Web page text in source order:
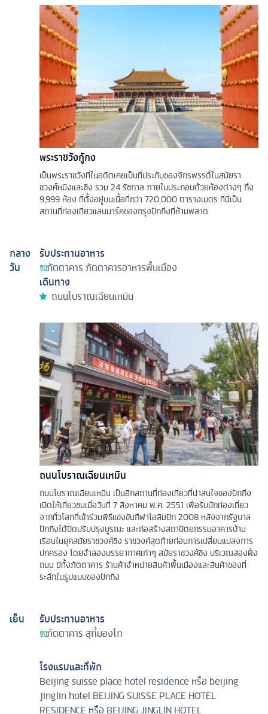
พระราชวังกู้กง
เป็นพระราชวังที่ในอดีตเคยเป็นที่ประทับของจักรพรรดิ์ในสมัยรา
ชวงศ์หมิงและชิง รวม 24 รัชกาล ภายในประกอบด้วยห้องต่างๆ ถึง
9,999 ห้อง ที่ตั้งอยู่บนเนื้อที่กว่า 720,000 ตารางเมตร ที่นี่เป็น
สถานที่ท่องเที่ยวแลนมาร์คของกรุงปักกิ่งที่ห้ามพลาด
กลาง
วัน
รับประทานอาหาร
ภัตตาคารภัตตาคารอาหารพื้นเมือง
เดินทาง
ถนนโบราณเฉียนเหมิน
ถนนโบราณเฉียนเหมิน
ถนนโบราณเฉียนเหมิน เป็นอีกสถานที่ท่องเที่ยวที่น่าสนใจของปักกิ่ง
เปิดให้เที่ยวชมเมื่อวันที่ 7 สิงหาคม พ.ศ. 2551 เพื่อรับนักท่องเที่ยว
จากทั่วโลกที่เข้าร่วมพิธีแข่งขันกีฬาโอลิมปิก 2008 หลังจากรัฐบาล
ปักกิ่งได้ปิดปรับปรุงบูรณะ และก่อสร้างสถาปัตยกรรมอาคารบ้าน
เรือนในยุคสมัยราชวงศ์ชิง ราชวงศ์สุดท้ายก่อนการเปลี่ยนแปลงการ
ปกครอง โดยจำลองบรรยากาศเก่าๆ สมัยราชวงศ์ชิง บริเวณสองฝั่ง
ถนน มีทั้งภัตตาคาร ร้านค้าจำหน่ายสินค้าพื้นเมืองและสินค้าของที่
ระลึกในรูปแบบของปักกิ่ง
เย็น
รับประทานอาหาร
ภัตตาคารสุกี้มองโก
โรงแรมและที่พัก
Beijing suisse place hotel residence หรือ beijing
jinglin hotel BEIJING SUISSE PLACE HOTEL
RESIDENCE หรือ BEIJING JINGLIN HOTEL